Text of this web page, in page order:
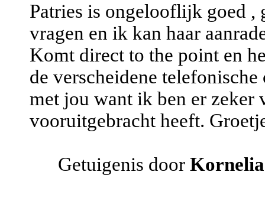
Patries is ongelooflijk goed
vragen en ik kan haar
Komt direct to the point en
de verscheidene
met jou want ik ben er zeker
vooruitgebracht heeft.
Getuigenis door Kornelia